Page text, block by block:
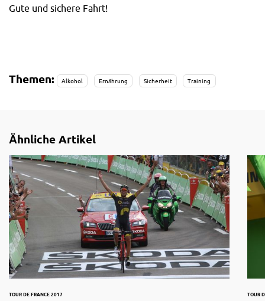
Gute und sichere Fahrt!
Themen: Alkohol Ernährung Sicherheit Training
Ähnliche Artikel
TOUR DE FRANCE 2017 TOUR